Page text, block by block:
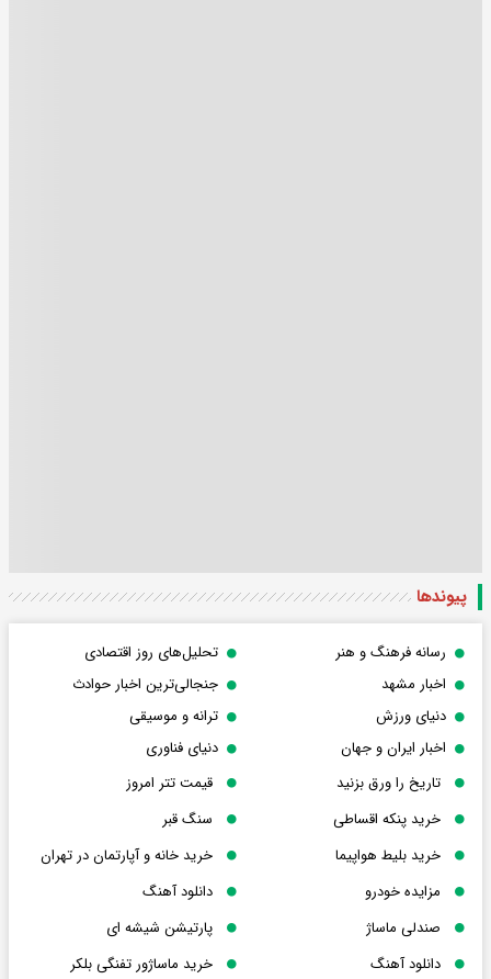
پیوندها
رسانه فرهنگ و هنر
تحلیل‌های روز اقتصادی
اخبار مشهد
جنجالی‌ترین اخبار حوادث
دنیای ورزش
ترانه و موسیقی
اخبار ایران و جهان
دنیای فناوری
تاریخ را ورق بزنید
قیمت تتر امروز
خرید پنکه اقساطی
سنگ قبر
خرید بلیط هواپیما
خرید خانه و آپارتمان در تهران
مزایده خودرو
دانلود آهنگ
صندلی ماساژ
پارتیشن شیشه ای
دانلود آهنگ
خرید ماساژور تفنگی بلکر